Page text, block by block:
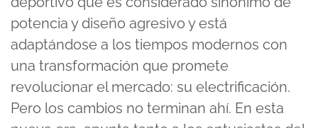
potencia y diseño agresivo y está
adaptándose a los tiempos modernos con
una transformación que promete
revolucionar el mercado: su electrificación.
Pero los cambios no terminan ahí. En esta